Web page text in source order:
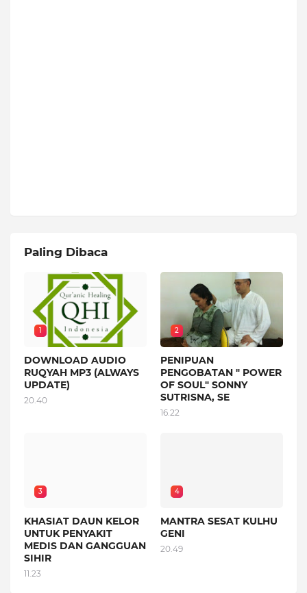
Paling Dibaca
1
DOWNLOAD AUDIO
RUQYAH MP3 (ALWAYS
UPDATE)
20.40
2
PENIPUAN
PENGOBATAN " POWER
OF SOUL" SONNY
SUTRISNA, SE
16.22
3
KHASIAT DAUN KELOR
UNTUK PENYAKIT
MEDIS DAN GANGGUAN
SIHIR
11.23
4
MANTRA SESAT KULHU
GENI
20.49